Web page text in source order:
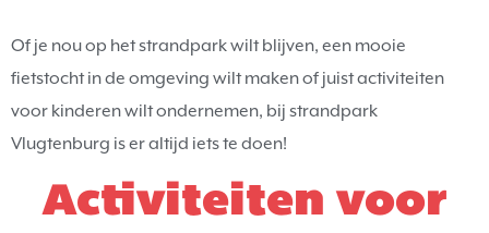
Of je nou op het strandpark wilt blijven, een mooie
fietstocht in de omgeving wilt maken of juist activiteiten
voor kinderen wilt ondernemen, bij strandpark
Vlugtenburg is er altijd iets te doen!
Activiteiten voor